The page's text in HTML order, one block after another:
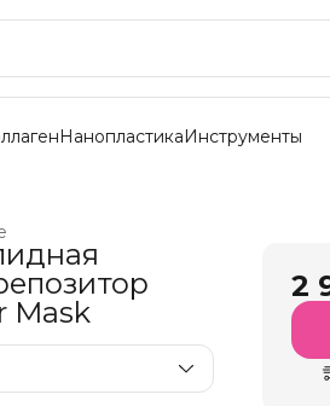
НанопластикаИнструменты
Mask
2